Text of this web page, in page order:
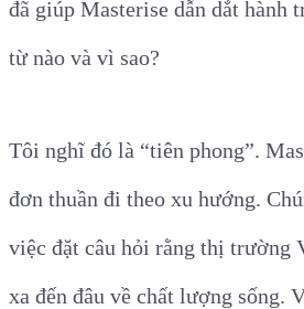
đã giúp Masterise dẫn dắt hành
từ nào và vì sao?
Tôi nghĩ đó là “tiên phong”.
đơn thuần đi theo xu hướng.
việc đặt câu hỏi rằng thị trường
xa đến đâu về chất lượng sống.